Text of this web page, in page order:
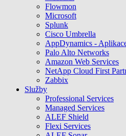
Flowmon
Microsoft
Splunk
Cisco Umbrella
AppDynamics -
Palo Alto Networks
Amazon Web Services
NetApp Cloud First
Zabbix
Služby
Professional Services
Managed Services
ALEF Shield
Flexi Services